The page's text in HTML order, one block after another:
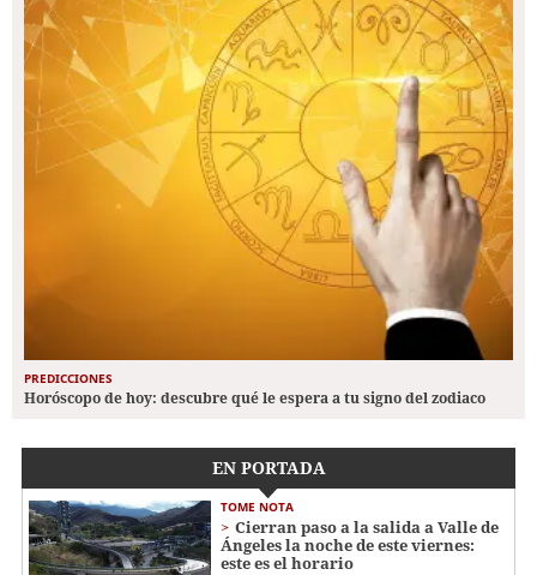
PREDICCIONES
Horóscopo de hoy: descubre qué le espera a tu signo del zodiaco
EN PORTADA
TOME NOTA
Cierran paso a la salida a Valle de
Ángeles la noche de este viernes:
este es el horario